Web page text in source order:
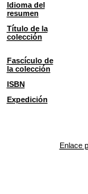
Idioma del
resumen
Título de la
colección
Fascículo de
la colección
ISBN
Expedición
Enlace